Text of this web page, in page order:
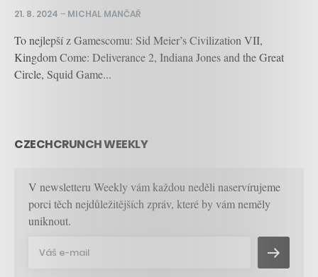
21. 8. 2024 – MICHAL MANČAŘ
To nejlepší z Gamescomu: Sid Meier’s Civilization VII,
Kingdom Come: Deliverance 2, Indiana Jones and the Great
Circle, Squid Game...
CZECHCRUNCH WEEKLY
V newsletteru Weekly vám každou neděli naservírujeme
porci těch nejdůležitějších zpráv, které by vám neměly
uniknout.